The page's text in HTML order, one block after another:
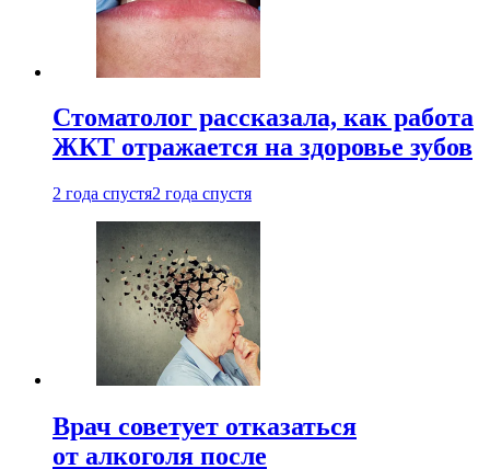
Стоматолог рассказала, как работа
ЖКТ отражается на здоровье зубов
2 года спустя2 года спустя
Врач советует отказаться
от алкоголя после